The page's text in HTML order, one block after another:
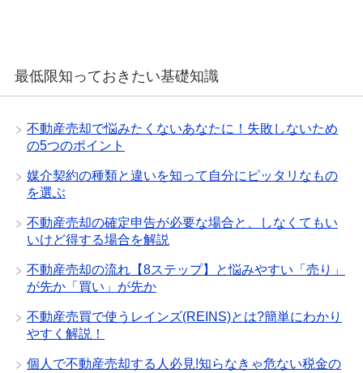
最低限知っておきたい基礎知識
不動産売却で悩みたくないあなたに！失敗しないため
の5つのポイント
媒介契約の種類と違いを知って自分にピッタリなもの
を選ぶ
不動産売却の確定申告が必要な場合と、しなくてもい
いけど得する場合を解説
不動産売却の流れ【8ステップ】と悩みやすい「売り」
が先か「買い」が先か
不動産売買で使うレインズ(REINS)とは?簡単にわかり
やすく解説！
個人で不動産売却する人必見!知らなきゃ危ない税金の